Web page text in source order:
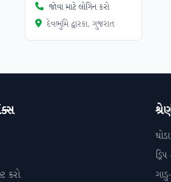
જોવા માટે લોગિન કરો
દેવભુમિ દ્વારકા, ગુજરાત
કરો
ઘોડા